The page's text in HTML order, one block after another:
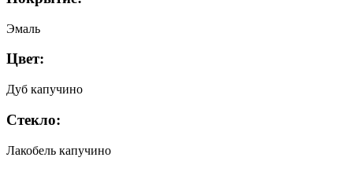
Эмаль
Цвет:
Дуб капучино
Стекло:
Лакобель капучино